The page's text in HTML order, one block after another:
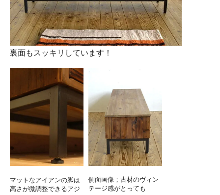
裏面もスッキリしています！
マットなアイアンの脚は
高さが微調整できるアジ
側面画像；古材のヴィン
テージ感がとっても